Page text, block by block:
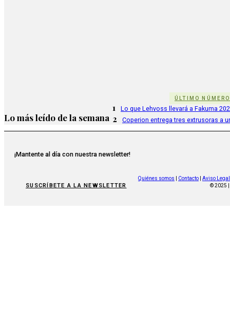
ÚLTIMO NÚMERO
Lo más leído de la semana
1 Lo que Lehvoss llevará a Fakuma
2 Coperion entrega tres extrusoras a
¡Mantente al día con nuestra newsletter!
SUSCRÍBETE A LA NEWSLETTER
Quiénes somos Contacto
Aviso Legal
© 2025